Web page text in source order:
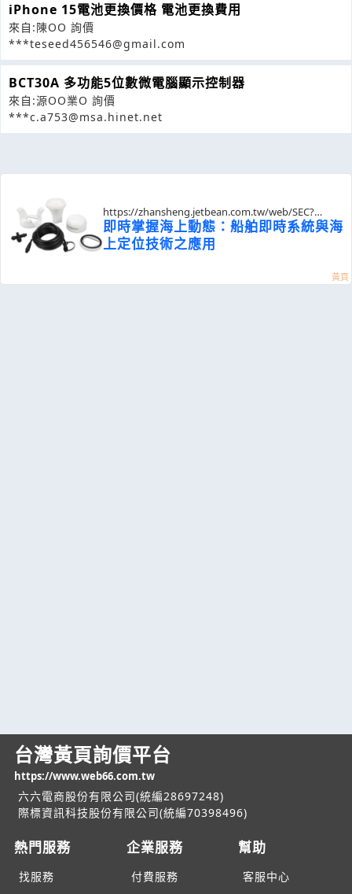
iPhone 15電池更換價格 電池更換費用
來自:陳OO 詢價
***teseed456546@gmail.com
BCT30A 多功能5位數微電腦顯示控制器
來自:源OO業O 詢價
***c.a753@msa.hinet.net
https://zhansheng.jetbean.com.tw/web/SEC?
postId=1356054
即時掌握海上動態：船舶即時系統與海
上定位技術之應用
台灣黃頁詢價平台
https://www.web66.com.tw
六六電商股份有限公司(統編28697248)
際標資訊科技股份有限公司(統編70398496)
熱門服務
找服務
企業服務
付費服務
幫助
客服中心